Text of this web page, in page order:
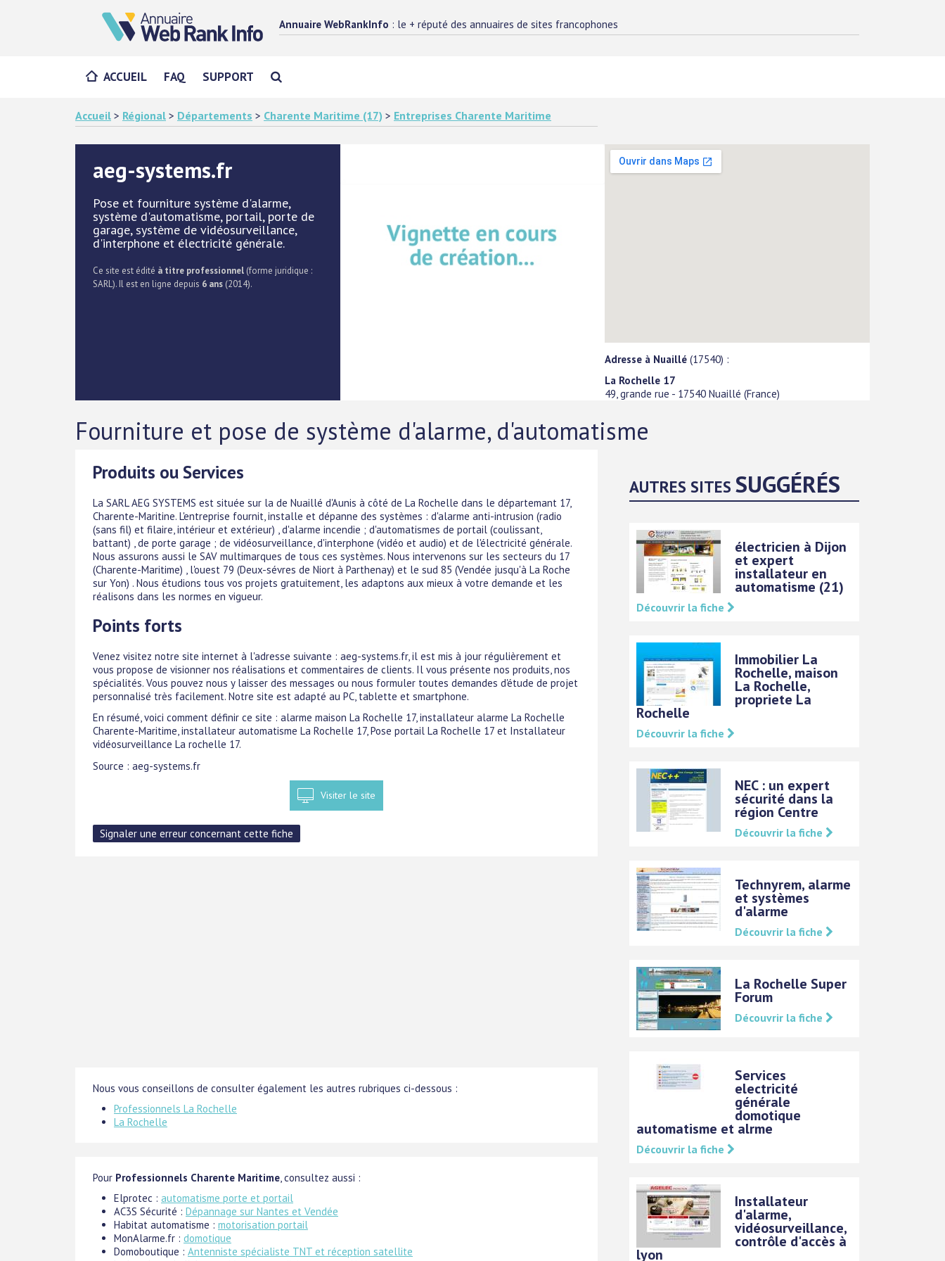
Annuaire WebRankInfo : le + réputé des annuaires de sites francophones
ACCUEIL FAQ SUPPORT
Accueil > Régional > Départements > Charente Maritime (17) > Entreprises Charente Maritime
aeg-systems.fr
Pose et fourniture système d'alarme,
système d'automatisme, portail, porte de
garage, système de vidéosurveillance,
d'interphone et électricité générale.
Ce site est édité à titre professionnel (forme juridique :
SARL). Il est en ligne depuis 6 ans (2014).
Adresse à Nuaillé (17540) :
La Rochelle 17
49, grande rue - 17540 Nuaillé (France)
Fourniture et pose de système d'alarme, d'automatisme
Produits ou Services
La SARL AEG SYSTEMS est située sur la de Nuaillé d'Aunis à côté de La Rochelle dans le départemant 17,
Charente-Maritine. L'entreprise fournit, installe et dépanne des systèmes : d'alarme anti-intrusion (radio
(sans fil) et filaire, intérieur et extérieur) , d'alarme incendie ; d'automatismes de portail (coulissant,
battant) , de porte garage ; de vidéosurveillance, d'interphone (vidéo et audio) et de l'électricité générale.
Nous assurons aussi le SAV multimarques de tous ces systèmes. Nous intervenons sur les secteurs du 17
(Charente-Maritime) , l'ouest 79 (Deux-sévres de Niort à Parthenay) et le sud 85 (Vendée jusqu'à La Roche
sur Yon) . Nous étudions tous vos projets gratuitement, les adaptons aux mieux à votre demande et les
réalisons dans les normes en vigueur.
Points forts
Venez visitez notre site internet à l'adresse suivante : aeg-systems.fr, il est mis à jour régulièrement et
vous propose de visionner nos réalisations et commentaires de clients. Il vous présente nos produits, nos
spécialités. Vous pouvez nous y laisser des messages ou nous formuler toutes demandes d'étude de projet
personnalisé très facilement. Notre site est adapté au PC, tablette et smartphone.
En résumé, voici comment définir ce site : alarme maison La Rochelle 17, installateur alarme La Rochelle
Charente-Maritime, installateur automatisme La Rochelle 17, Pose portail La Rochelle 17 et Installateur
vidéosurveillance La rochelle 17.
Source : aeg-systems.fr
Visiter le site
Nous vous conseillons de consulter également les autres rubriques ci-dessous :
Professionnels La Rochelle
La Rochelle
Pour Professionnels Charente Maritime , consultez aussi :
Elprotec : automatisme porte et portail
AC3S Sécurité : Dépannage sur Nantes et Vendée
Habitat automatisme : motorisation portail
MonAlarme.fr : domotique
Domoboutique : Antenniste spécialiste TNT et réception satellite
AUTRES SITESSUGGÉRÉS
électricien à Dijon
et expert
installateur en
automatisme (21)
Découvrir la fiche
Immobilier La
Rochelle, maison
La Rochelle,
propriete La
Rochelle
Découvrir la fiche
NEC : un expert
sécurité dans la
région Centre
Découvrir la fiche
Technyrem, alarme
et systèmes
d'alarme
Découvrir la fiche
La Rochelle Super
Forum
Découvrir la fiche
Services
electricité
générale
domotique
automatisme et alrme
Découvrir la fiche
Installateur
d'alarme,
vidéosurveillance,
contrôle d'accès à
lyon